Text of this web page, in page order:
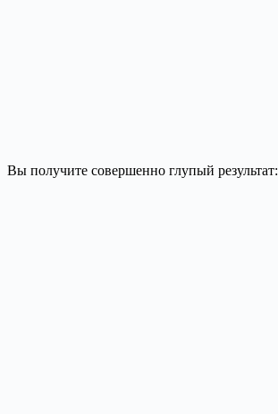
Вы получите совершенно глупый результат: